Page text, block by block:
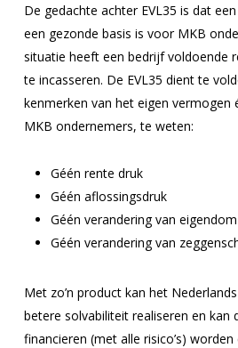
De gedachte achter EVL35 is dat een
een gezonde basis is voor MKB
situatie heeft een bedrijf voldoende
te incasseren. De EVL35 dient te
kenmerken van het eigen vermogen
MKB ondernemers, te weten:
Géén rente druk
Géén aflossingsdruk
Géén verandering van eigendom
Géén verandering van
Met zo’n product kan het
betere solvabiliteit realiseren en kan
financieren (met alle risico’s)